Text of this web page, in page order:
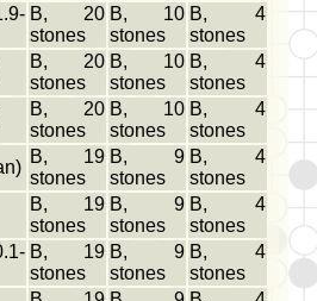
B, 20
stones
B, 10
stones
B, 4
stones
B, 20
stones
B, 10
stones
B, 4
stones
B, 20
stones
B, 10
stones
B, 4
stones
B, 19
stones
B, 9
stones
B, 4
stones
B, 19
stones
B, 9
stones
B, 4
stones
B, 19
stones
B, 9
stones
B, 4
stones